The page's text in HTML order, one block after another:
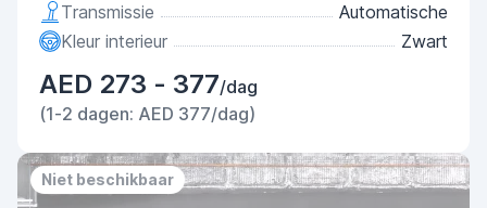
Transmissie
Automatische
Kleur interieur
Zwart
AED 273 - 377/dag
(1-2 dagen: AED 377/dag)
Niet beschikbaar